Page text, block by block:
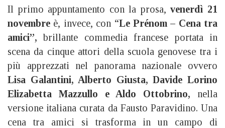
Il primo appuntamento con la prosa, venerdì 21
novembre è, invece, con “Le Prénom – Cena tra
amici”, brillante commedia francese portata in
scena da cinque attori della scuola genovese tra i
più apprezzati nel panorama nazionale ovvero
Lisa Galantini, Alberto Giusta, Davide Lorino
Elizabetta Mazzullo e Aldo Ottobrino, nella
versione italiana curata da Fausto Paravidino. Una
cena tra amici si trasforma in un campo di